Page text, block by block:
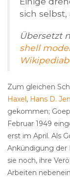
sich
Übersetzt
shell
Zum gleichen
Haxel, Hans D.
gekommen;
Februar 1949
erst im April. Als
Ankündigung der
sie noch, ihre
Arbeiten